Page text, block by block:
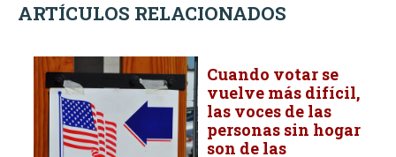
ARTÍCULOS RELACIONADOS
Cuando votar se
vuelve más difícil,
las voces de las
personas sin hogar
son de las